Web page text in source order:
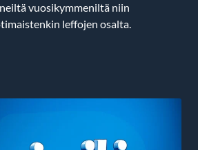
vuosikymmeniltä niin
leffojen osalta.